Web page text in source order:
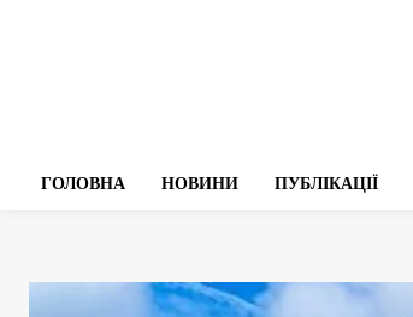
ГОЛОВНА НОВИНИ ПУБЛІКАЦІЇ